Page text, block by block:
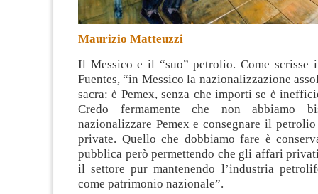
Maurizio Matteuzzi
Il Messico e il “suo” petrolio. Come scrisse
Fuentes, “in Messico la nazionalizzazione
sacra: è Pemex, senza che importi se è
Credo fermamente che non abbiamo
nazionalizzare Pemex e consegnare il
private. Quello che dobbiamo fare è
pubblica però permettendo che gli affari
il settore pur mantenendo l’industria
come patrimonio nazionale”.